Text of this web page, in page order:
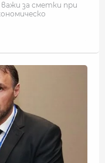
за сметки при